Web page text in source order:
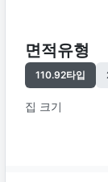
면적유형
110.92타입
집 크기